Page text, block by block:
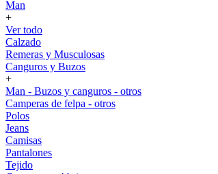
Man
+
Ver todo
Calzado
Remeras y Musculosas
Canguros y Buzos
+
Man - Buzos y canguros - otros
Camperas de felpa - otros
Polos
Jeans
Camisas
Pantalones
Tejido